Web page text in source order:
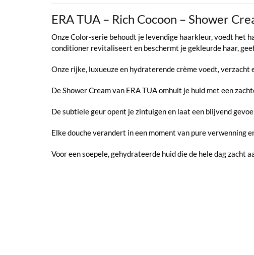
ERA TUA – Rich Cocoon – Shower
Onze Color-serie behoudt je levendige haarkleur, voedt het
conditioner revitaliseert en beschermt je gekleurde haar,
Onze rijke, luxueuze en hydraterende crème voedt,
De Shower Cream van ERA TUA omhult je huid met een
De subtiele geur opent je zintuigen en laat een blijvend
Elke douche verandert in een moment van pure verwenning
Voor een soepele, gehydrateerde huid die de hele dag zacht